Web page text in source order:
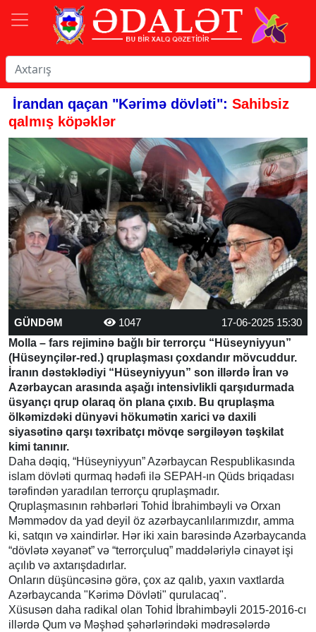
İrandan qaçan "Kərimə dövləti": Sahibsiz
qalmış köpəklər
GÜNDƏM 1047
17-06-2025 15:30
Molla – fars rejiminə bağlı bir terrorçu “Hüseyniyyun”
(Hüseynçilər-red.) qruplaşması çoxdandır mövcuddur.
İranın dəstəklədiyi “Hüseyniyyun” son illərdə İran və
Azərbaycan arasında aşağı intensivlikli qarşıdurmada
üsyançı qrup olaraq ön plana çıxıb. Bu qruplaşma
ölkəmizdəki dünyəvi hökumətin xarici və daxili
siyasətinə qarşı təxribatçı mövqe sərgiləyən təşkilat
kimi tanınır.
Daha dəqiq, “Hüseyniyyun” Azərbaycan Respublikasında
islam dövləti qurmaq hədəfi ilə SEPAH-ın Qüds briqadası
tərəfindən yaradılan terrorçu qruplaşmadır.
Qruplaşmasının rəhbərləri Tohid İbrahimbəyli və Orxan
Məmmədov da yad deyil öz azərbaycanlılarımızdır, amma
ki, satqın və xaindirlər. Hər iki xain barəsində Azərbaycanda
“dövlətə xəyanət” və “terrorçuluq” maddələriylə cinayət işi
açılıb və axtarışdadırlar.
Onların düşüncəsinə görə, çox az qalıb, yaxın vaxtlarda
Azərbaycanda "Kərimə Dövləti" qurulacaq".
Xüsusən daha radikal olan Tohid İbrahimbəyli 2015-2016-cı
illərdə Qum və Məşhəd şəhərlərindəki mədrəsələrdə